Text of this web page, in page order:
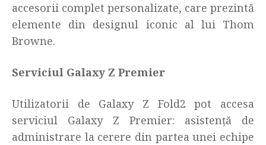
accesorii complet personalizate, care prezintă
elemente din designul iconic al lui Thom
Browne.
Serviciul Galaxy Z Premier
Utilizatorii de Galaxy Z Fold2 pot accesa
serviciul Galaxy Z Premier: asistență de
administrare la cerere din partea unei echipe